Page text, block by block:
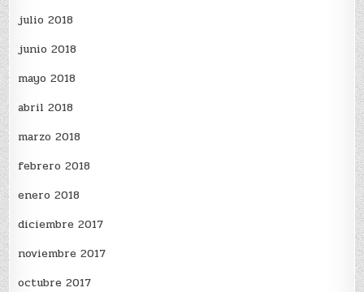
julio 2018
junio 2018
mayo 2018
abril 2018
marzo 2018
febrero 2018
enero 2018
diciembre 2017
noviembre 2017
octubre 2017